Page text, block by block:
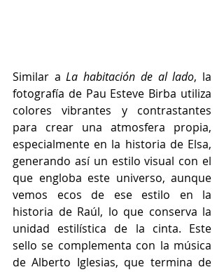
Similar a La habitación de al lado, la
fotografía de Pau Esteve Birba utiliza
colores vibrantes y contrastantes
para crear una atmosfera propia,
especialmente en la historia de Elsa,
generando así un estilo visual con el
que engloba este universo, aunque
vemos ecos de ese estilo en la
historia de Raúl, lo que conserva la
unidad estilística de la cinta. Este
sello se complementa con la música
de Alberto Iglesias, que termina de